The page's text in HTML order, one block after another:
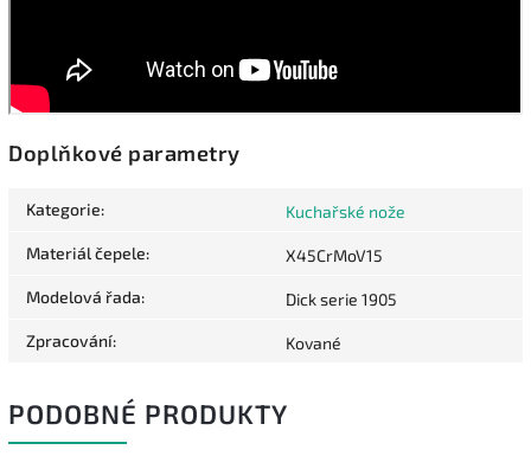
Doplňkové parametry
Kategorie: Kuchařské nože
Materiál čepele: X45CrMoV15
Modelová řada: Dick serie 1905
Zpracování: Kované
PODOBNÉ PRODUKTY